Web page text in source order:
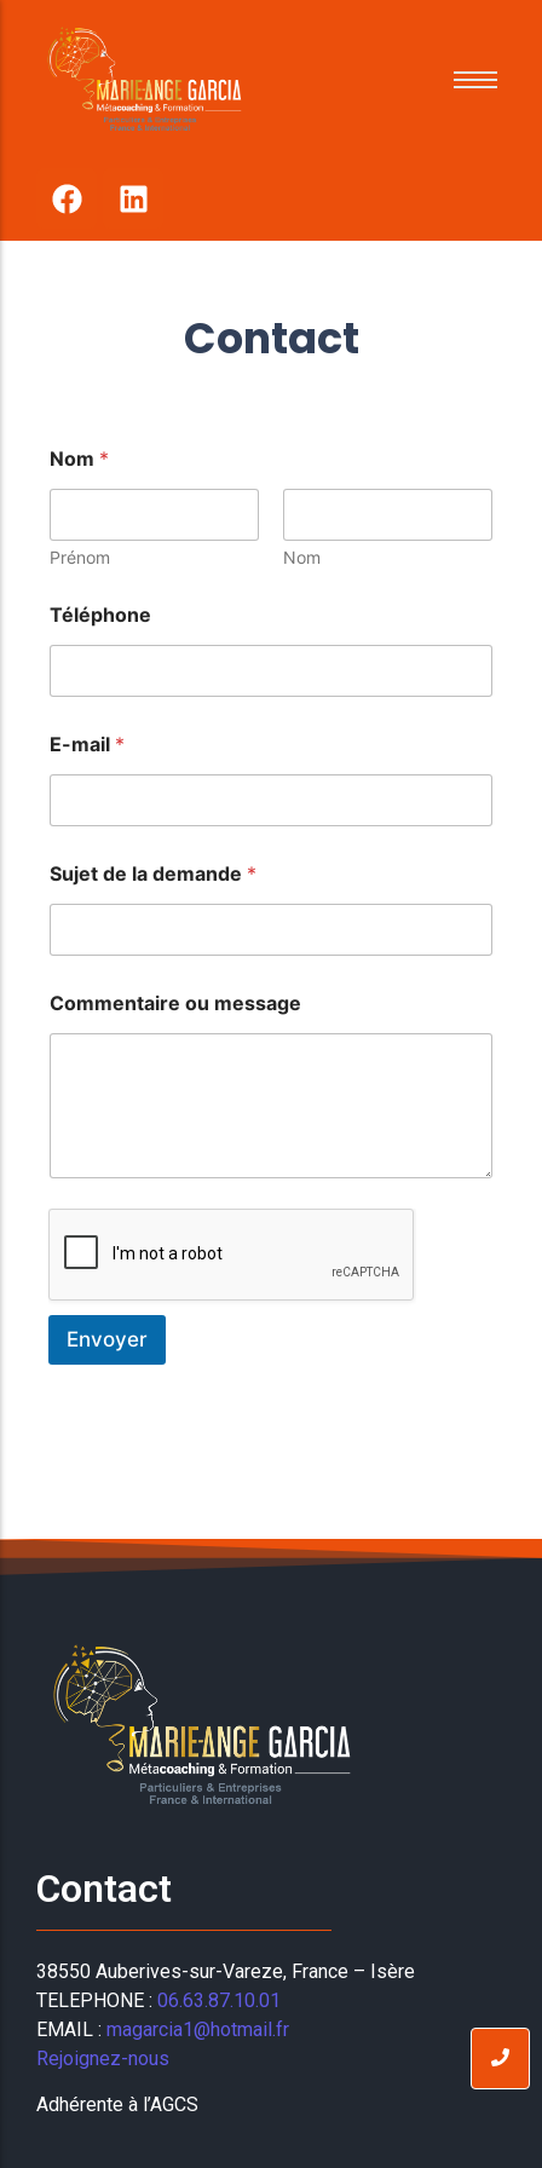
Comment
Tarifs
Contact
Nom *
Prénom Nom
Téléphone
E-mail *
Sujet de la demande *
Commentaire ou message
Envoyer
Contact
38550 Auberives-sur-Vareze, France – Isère
TELEPHONE : 06.63.87.10.01
EMAIL : magarcia1@hotmail.fr
Rejoignez-nous
Adhérente à l’AGCS